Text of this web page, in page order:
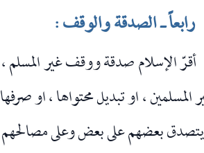
رابعاً ـ الصدقة والوقف :
أقرّ الإسلام صدقة ووقف غير المسلم
المسلمين ، او تبديل محتواها ، او
بعضهم على بعض وعلى مصالحهم